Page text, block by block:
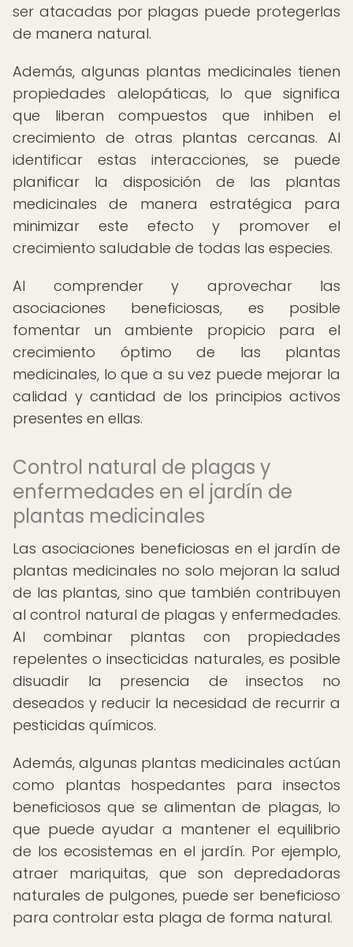
ser atacadas por plagas puede protegerlas
de manera natural.
Además, algunas plantas medicinales tienen
propiedades alelopáticas, lo que significa
que liberan compuestos que inhiben el
crecimiento de otras plantas cercanas. Al
identificar estas interacciones, se puede
planificar la disposición de las plantas
medicinales de manera estratégica para
minimizar este efecto y promover el
crecimiento saludable de todas las especies.
Al comprender y aprovechar las
asociaciones beneficiosas, es posible
fomentar un ambiente propicio para el
crecimiento óptimo de las plantas
medicinales, lo que a su vez puede mejorar la
calidad y cantidad de los principios activos
presentes en ellas.
Control natural de plagas y
enfermedades en el jardín de
plantas medicinales
Las asociaciones beneficiosas en el jardín de
plantas medicinales no solo mejoran la salud
de las plantas, sino que también contribuyen
al control natural de plagas y enfermedades.
Al combinar plantas con propiedades
repelentes o insecticidas naturales, es posible
disuadir la presencia de insectos no
deseados y reducir la necesidad de recurrir a
pesticidas químicos.
Además, algunas plantas medicinales actúan
como plantas hospedantes para insectos
beneficiosos que se alimentan de plagas, lo
que puede ayudar a mantener el equilibrio
de los ecosistemas en el jardín. Por ejemplo,
atraer mariquitas, que son depredadoras
naturales de pulgones, puede ser beneficioso
para controlar esta plaga de forma natural.